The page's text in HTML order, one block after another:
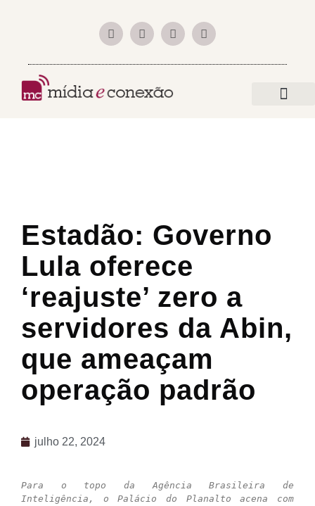
Estadão: Governo
Lula oferece
‘reajuste’ zero a
servidores da Abin,
que ameaçam
operação padrão
julho 22, 2024
Para o topo da Agência Brasileira de
Inteligência, o Palácio do Planalto acena com